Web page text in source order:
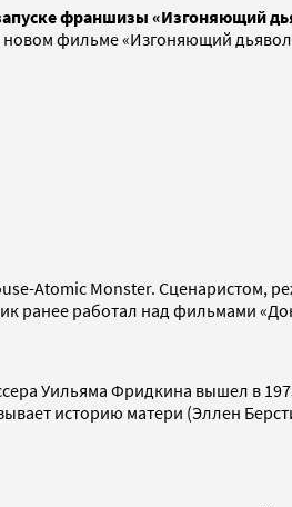
франшизы «Изгоняющий
новом фильме «Изгоняющий
Atomic Monster. Сценаристом,
ранее работал над фильмами
Уильяма Фридкина вышел в
историю матери (Эллен